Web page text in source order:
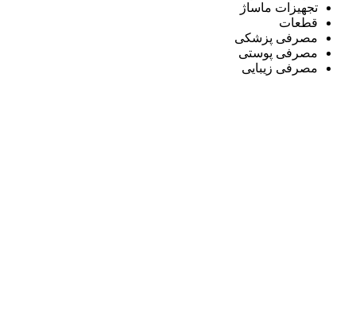
تجهیزات ماساژ
قطعات
مصرفی پزشکی
مصرفی پوستی
مصرفی زیبایی